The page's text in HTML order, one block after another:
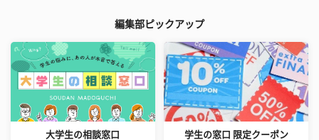
編集部ピックアップ
大学生の相談窓口 学生の窓口 限定クーポン